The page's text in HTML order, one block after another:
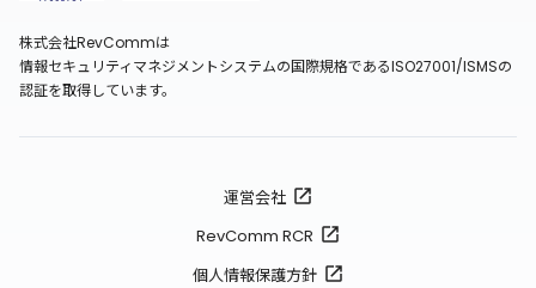
株式会社RevCommは
情報セキュリティマネジメントシステムの国際規格であるISO27001/ISMSの
認証を取得しています。
運営会社
RevComm RCR
個人情報保護方針